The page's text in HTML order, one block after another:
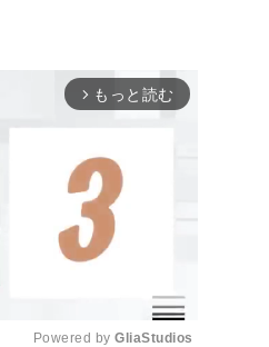
arrow_forward_ios もっと読む
Powered by GliaStudios